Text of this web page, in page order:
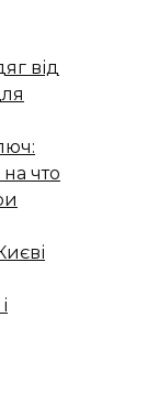
від
что